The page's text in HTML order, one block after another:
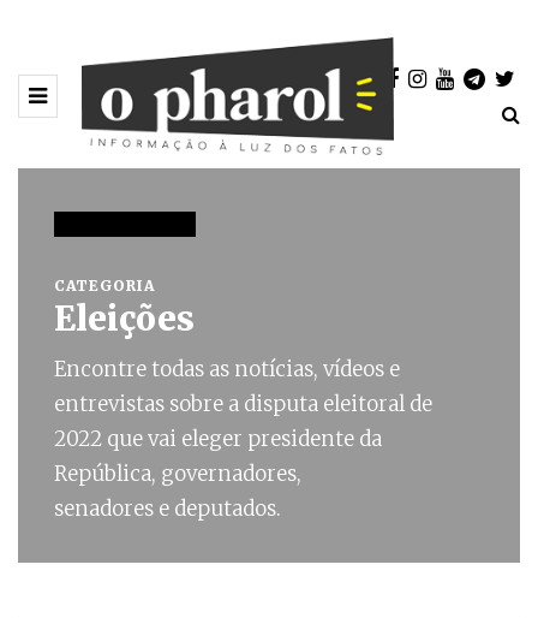
CATEGORIA
Eleições
Encontre todas as notícias, vídeos e
entrevistas sobre a disputa eleitoral de
2022 que vai eleger presidente da
República, governadores,
senadores e deputados.